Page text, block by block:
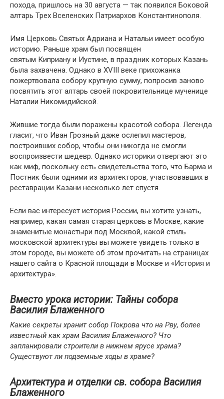
похода, пришлось на 30 августа — так появился Боковой
алтарь Трех Вселенских Патриархов Константинополя.
Имя Церковь Святых Адриана и Натальи имеет особую
историю. Раньше храм был посвящен
святым Киприану и Иустине, в праздник которых Казань
была захвачена. Однако в XVIII веке прихожанка
пожертвовала собору крупную сумму, попросив заново
посвятить этот алтарь своей покровительнице мученице
Наталии Никомидийской.
Жившие тогда были поражены красотой собора. Легенда
гласит, что Иван Грозный даже ослепил мастеров,
построивших собор, чтобы они никогда не смогли
воспроизвести шедевр. Однако историки отвергают это
как миф, поскольку есть свидетельства того, что Барма и
Постник были одними из архитекторов, участвовавших в
реставрации Казани несколько лет спустя.
Если вас интересует история России, вы хотите узнать,
например, какая самая старая церковь в Москве, какие
знаменитые монастыри под Москвой, какой стиль
московской архитектуры вы можете увидеть только в
этом городе, вы можете об этом прочитать на страницах
нашего сайта о Красной площади в Москве и «История и
архитектура».
Вместо урока истории: Тайны собора
Василия Блаженного
Какие секреты хранит собор Покрова что на Рву, более
известный как храм Василия Блаженного? Что
запланировали строители в нижнем ярусе храма?
Существуют ли подземные ходы в храме?
Архитектура и отделки св. собора Василия
Блаженного